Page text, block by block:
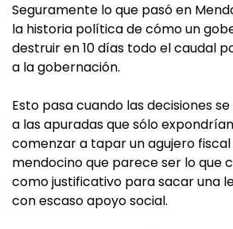
Seguramente lo que pasó en
la historia política de cómo un
destruir en 10 días todo el caudal
a la gobernación.
Esto pasa cuando las decisiones
a las apuradas que sólo
comenzar a tapar un agujero fiscal
mendocino que parece ser lo que
como justificativo para sacar una
con escaso apoyo social.